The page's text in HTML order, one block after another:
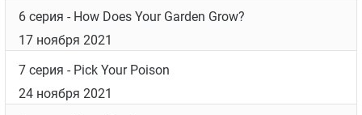
6 серия - How Does Your Garden Grow?
17 ноября 2021
7 серия - Pick Your Poison
24 ноября 2021